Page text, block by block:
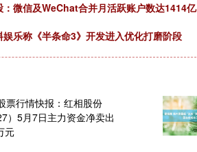
：微信及WeChat合并月活跃账户数达1414亿
乐称《半条命3》开发进入优化打磨阶段
票行情快报：红相股份
）5月7日主力资金净卖出
元